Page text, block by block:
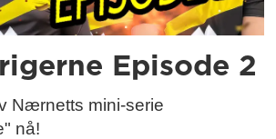
Episode 2
Nærnetts mini-serie
nå!